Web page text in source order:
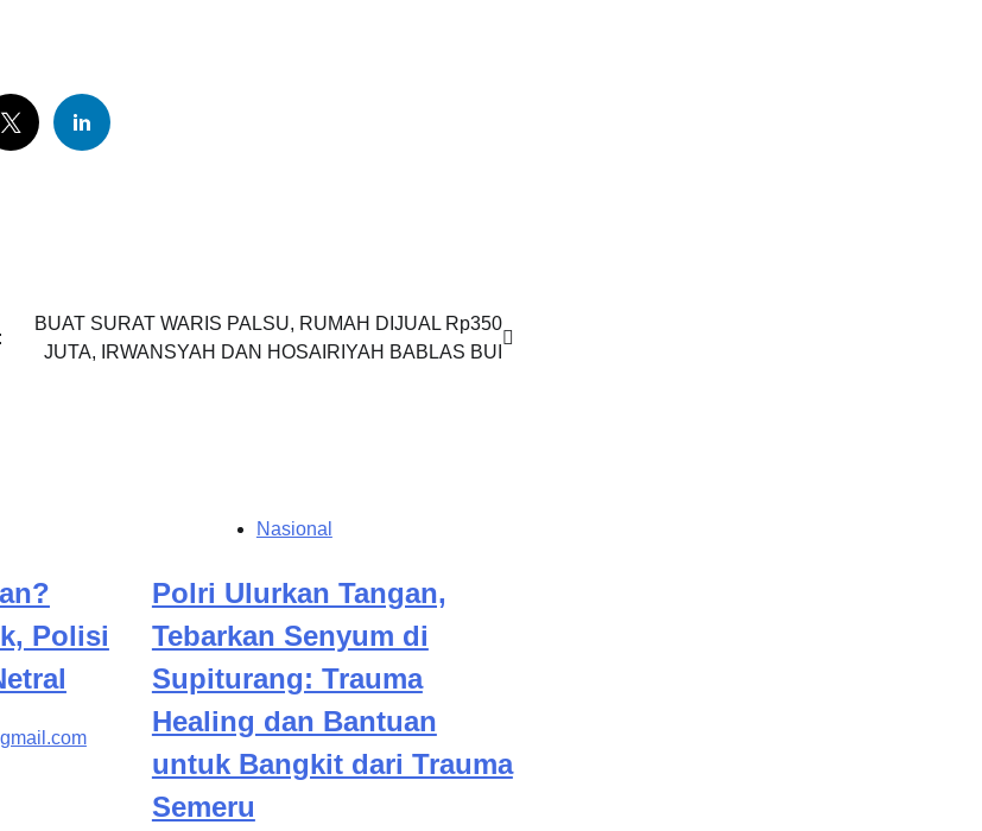
BUAT SURAT WARIS PALSU, RUMAH DIJUAL Rp350
JUTA, IRWANSYAH DAN HOSAIRIYAH BABLAS BUI
Polisi
Nasional
Polri Ulurkan Tangan,
Tebarkan Senyum di
Supiturang: Trauma
Healing dan Bantuan
untuk Bangkit dari Trauma
Semeru